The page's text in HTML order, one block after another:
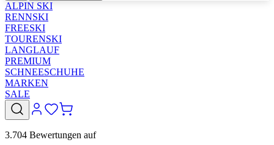
ALPIN SKI
RENNSKI
FREESKI
TOURENSKI
LANGLAUF
PREMIUM
SCHNEESCHUHE
MARKEN
SALE
3.704 Bewertungen auf